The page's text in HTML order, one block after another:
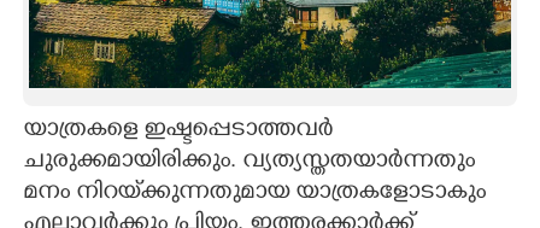
ART
ASTRO
CARTOONS
LITERATURE
യാത്രകളെ ഇഷ്ടപ്പെടാത്തവർ
ചുരുക്കമായിരിക്കും. വ്യത്യസ്തതയാർന്നതും
മനം നിറയ്‌ക്കുന്നതുമായ യാത്രകളോടാകും